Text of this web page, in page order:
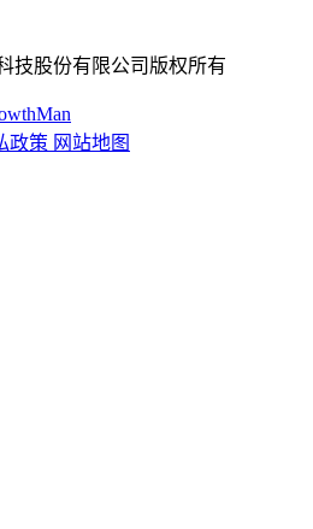
技股份有限公司版权所有
政策 网站地图